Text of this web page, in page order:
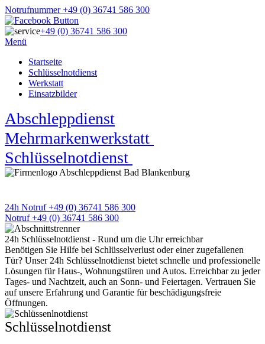
Notrufnummer +49 (0) 36741 586 300
+49 (0) 36741 586 300
Menü
Startseite
Schlüsselnotdienst
Werkstatt
Einsatzbilder
Abschleppdienst
Mehrmarkenwerkstatt
Schlüsselnotdienst
24h Notruf +49 (0) 36741 586 300
Notruf +49 (0) 36741 586 300
24h Schlüsselnotdienst - Rund um die Uhr erreichbar
Benötigen Sie Hilfe bei Schlüsselverlust oder einer zugefallenen
Tür? Unser 24h Schlüsselnotdienst bietet schnelle und professionelle
Lösungen für Haus-, Wohnungstüren und Autos. Erreichbar zu jeder
Tages- und Nachtzeit, auch an Sonn- und Feiertagen. Vertrauen Sie
auf unsere Erfahrung und Garantie für beschädigungsfreie
Öffnungen.
Schlüsselnotdienst